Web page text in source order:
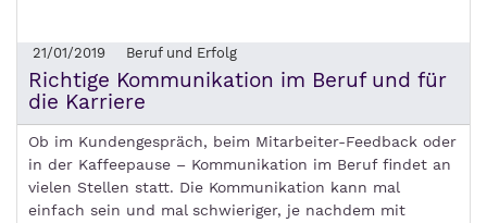
21/01/2019 Beruf und Erfolg
Richtige Kommunikation im Beruf und für
die Karriere
Ob im Kundengespräch, beim Mitarbeiter-Feedback oder
in der Kaffeepause – Kommunikation im Beruf findet an
vielen Stellen statt. Die Kommunikation kann mal
einfach sein und mal schwieriger, je nachdem mit